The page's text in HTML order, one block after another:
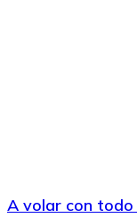
A volar con